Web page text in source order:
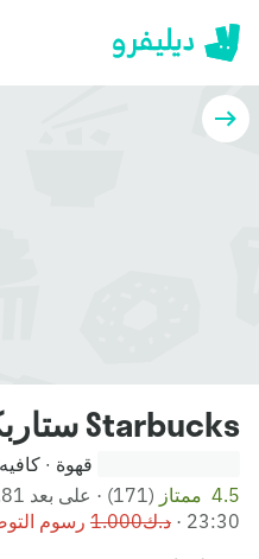
Starbucks ستاربكس - Shuhada
قهوة · كافيه
4.5 ممتاز
(171)
· على بعد 2.81 كم
‪23:30‬
·
رسوم التوصيل